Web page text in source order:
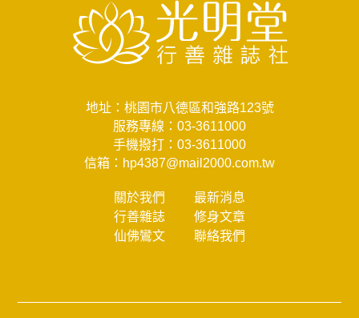
地址：桃園市八德區和強路123號
服務專線： 03-3611000
手機撥打： 03-3611000
信箱： hp4387@mail2000.com.tw
關於我們
最新消息
行善雜誌
修身文章
仙佛鸞文
聯絡我們